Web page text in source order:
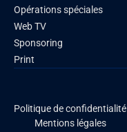
Opérations spéciales
Web TV
Sponsoring
Print
Politique de confidentialité
Mentions légales